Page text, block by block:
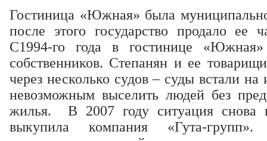
Гостиница «Южная» была
после этого государство продало ее
С1994-го года в гостинице «Южная»
собственников. Степанян и ее
через несколько судов – суды встали
невозможным выселить людей без
жилья. В 2007 году ситуация снова
выкупила компания «Гута-групп».